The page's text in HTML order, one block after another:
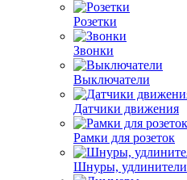
Розетки
Звонки
Выключатели
Датчики движения
Рамки для розеток
Шнуры, удлинители